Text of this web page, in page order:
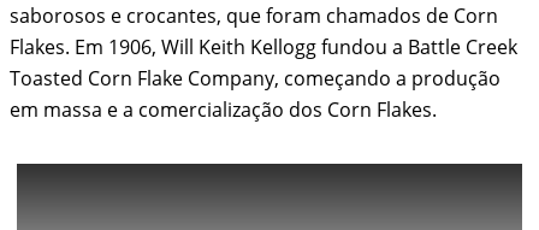
saborosos e crocantes, que foram chamados de Corn
Flakes. Em 1906, Will Keith Kellogg fundou a Battle Creek
Toasted Corn Flake Company, começando a produção
em massa e a comercialização dos Corn Flakes.